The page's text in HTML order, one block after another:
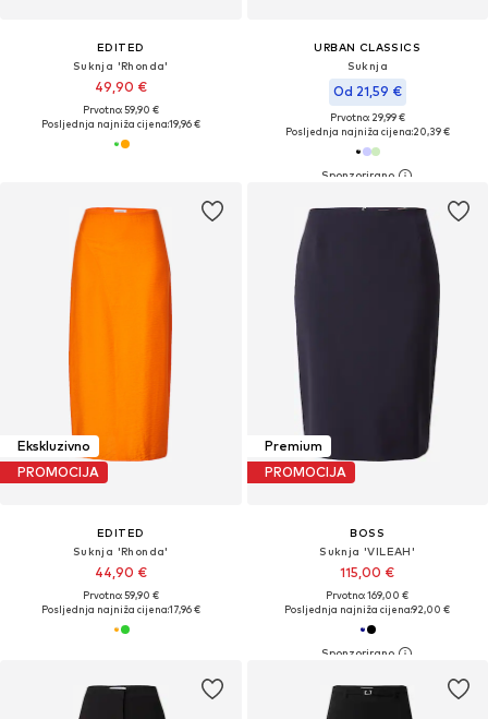
EDITED
Suknja 'Rhonda'
49,90 €
Prvotno: 59,90 €
Posljednja najniža cijena:19,96 €
URBAN CLASSICS
Suknja
Od 21,59 €
Prvotno: 29,99 €
Posljednja najniža cijena:20,39 €
Ekskluzivno
PROMOCIJA
EDITED
Suknja 'Rhonda'
44,90 €
Prvotno: 59,90 €
Posljednja najniža cijena:17,96 €
Premium
PROMOCIJA
BOSS
Suknja 'VILEAH'
115,00 €
Prvotno: 169,00 €
Posljednja najniža cijena:92,00 €